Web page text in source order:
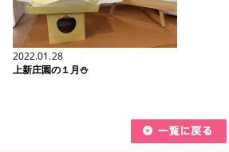
2022.01.28
上新庄園の１月⛄